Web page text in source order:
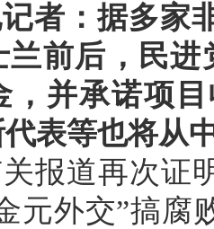
者：据多家
兰前后，民
，并承诺项
表等也将从
报道再次证
元外交”搞腐